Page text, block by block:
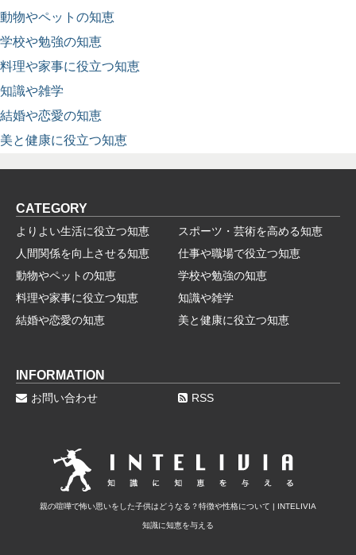
動物やペットの知恵
学校や勉強の知恵
料理や家事に役立つ知恵
知識や雑学
結婚や恋愛の知恵
美と健康に役立つ知恵
CATEGORY
よりよい生活に役立つ知恵
スポーツ・芸術を高める知恵
人間関係を向上させる知恵
仕事や職場で役立つ知恵
動物やペットの知恵
学校や勉強の知恵
料理や家事に役立つ知恵
知識や雑学
結婚や恋愛の知恵
美と健康に役立つ知恵
INFORMATION
お問い合わせ RSS
親の喧嘩で怖い思いをした子供はどうなる？特徴や性格について | INTELIVIA
知識に知恵を与える